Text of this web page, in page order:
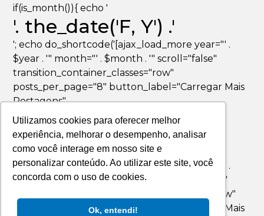
Utilizamos cookies para oferecer melhor
experiência, melhorar o desempenho, analisar
como você interage em nosso site e
personalizar conteúdo. Ao utilizar este site, você
concorda com o uso de cookies.
Ok, entendi!
if(is_month()){ echo '
'. the_date('F, Y') .'
'; echo do_shortcode('[ajax_load_more year="' .
$year . '" month="' . $month . '" scroll="false"
transition_container_classes="row"
posts_per_page="8" button_label="Carregar Mais
Postagens"
button_loading_label="Carregando..."]'); }
if(is_day()){ echo '
'. the_date('F jS, Y') .'
'; echo do_shortcode('[ajax_load_more year="' .
$year . '" month="' . $month . '" day="' . $day . '"
scroll="false" transition_container_classes="row"
posts_per_page="8" button_label="Carregar Mais